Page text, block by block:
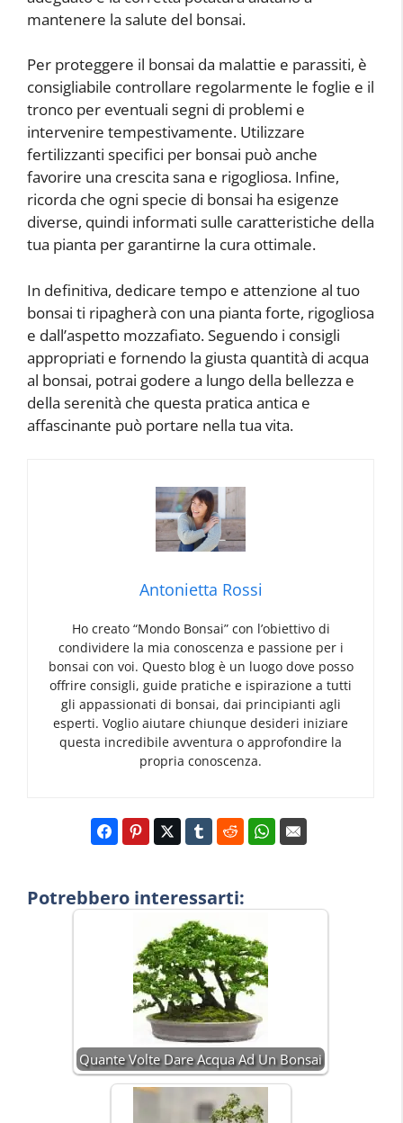
mantenere la salute del bonsai.
Per proteggere il bonsai da malattie e parassiti, è
consigliabile controllare regolarmente le foglie e il
tronco per eventuali segni di problemi e
intervenire tempestivamente. Utilizzare
fertilizzanti specifici per bonsai può anche
favorire una crescita sana e rigogliosa. Infine,
ricorda che ogni specie di bonsai ha esigenze
diverse, quindi informati sulle caratteristiche della
tua pianta per garantirne la cura ottimale.
In definitiva, dedicare tempo e attenzione al tuo
bonsai ti ripagherà con una pianta forte, rigogliosa
e dall’aspetto mozzafiato. Seguendo i consigli
appropriati e fornendo la giusta quantità di acqua
al bonsai, potrai godere a lungo della bellezza e
della serenità che questa pratica antica e
affascinante può portare nella tua vita.
Antonietta Rossi
Ho creato “Mondo Bonsai” con l’obiettivo di
condividere la mia conoscenza e passione per i
bonsai con voi. Questo blog è un luogo dove posso
offrire consigli, guide pratiche e ispirazione a tutti
gli appassionati di bonsai, dai principianti agli
esperti. Voglio aiutare chiunque desideri iniziare
questa incredibile avventura o approfondire la
propria conoscenza.
Potrebbero interessarti:
Quante Volte Dare Acqua Ad Un Bonsai